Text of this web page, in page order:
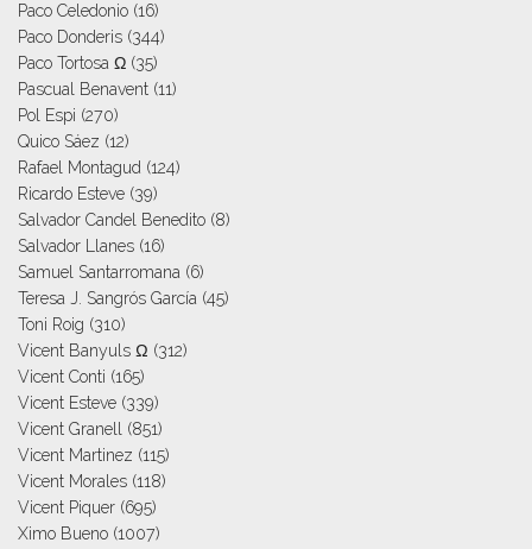
Paco Celedonio (16)
Paco Donderis (344)
Paco Tortosa Ω (35)
Pascual Benavent (11)
Pol Espi (270)
Quico Sáez (12)
Rafael Montagud (124)
Ricardo Esteve (39)
Salvador Candel Benedito (8)
Salvador Llanes (16)
Samuel Santarromana (6)
Teresa J. Sangrós García (45)
Toni Roig (310)
Vicent Banyuls Ω (312)
Vicent Conti (165)
Vicent Esteve (339)
Vicent Granell (851)
Vicent Martinez (115)
Vicent Morales (118)
Vicent Piquer (695)
Ximo Bueno (1007)